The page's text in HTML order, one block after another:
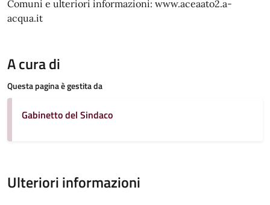
Comuni e ulteriori informazioni: www.aceaato2.a-
acqua.it
A cura di
Questa pagina è gestita da
Gabinetto del Sindaco
Ulteriori informazioni